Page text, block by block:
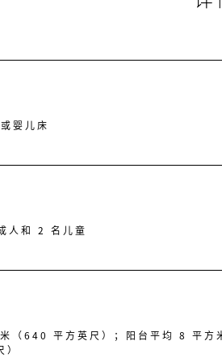
婴儿床
人和 2 名儿童
（640 平方英尺）；阳台平均 8 平方